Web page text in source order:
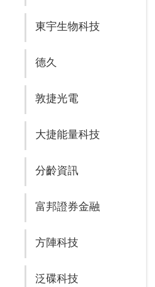
東宇生物科技
德久
敦捷光電
大捷能量科技
分齡資訊
富邦證券金融
方陣科技
泛碟科技